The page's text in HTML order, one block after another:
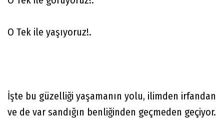
O Tek ile yaşıyoruz!.
İşte bu güzelliği yaşamanın yolu, ilimden irfandan
ve de var sandığın benliğinden geçmeden geçiyor.